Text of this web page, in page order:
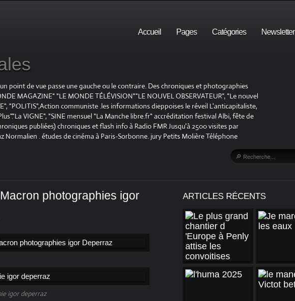
Accueil Pages Catégories Newsletter
point de vue passe une gauche ou le contraire. Des chroniques et photographies
MAGAZINE" "LE MONDE TÉLÉVISION""LE NOUVEL OBSERVATEUR", "Le nouvel
"POLITIS",Action communiste .les informations dieppoises le réveil L'anticapitaliste,
VIGNE", "SINE mensuel "La Manche libre.fr" accréditation festival Albi, fête de
publiées) chroniques et flash info à Radio FMR Jusqu'à 2500 visites par
Normalien . études de cinéma à Paris-Sorbonne. jury Petits Molière Téléphone
photographies igor
igor deperraz
ARTICLES RÉCENTS